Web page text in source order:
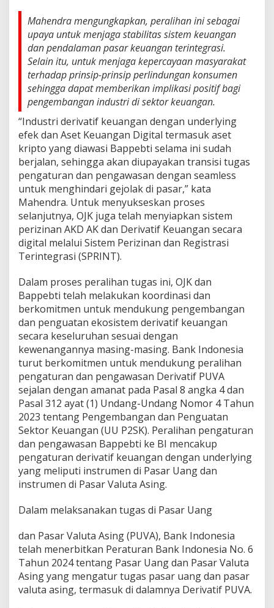
Mahendra mengungkapkan, peralihan ini sebagai
upaya untuk menjaga stabilitas sistem keuangan
dan pendalaman pasar keuangan terintegrasi.
Selain itu, untuk menjaga kepercayaan masyarakat
terhadap prinsip-prinsip perlindungan konsumen
sehingga dapat memberikan implikasi positif bagi
pengembangan industri di sektor keuangan.
“Industri derivatif keuangan dengan underlying
efek dan Aset Keuangan Digital termasuk aset
kripto yang diawasi Bappebti selama ini sudah
berjalan, sehingga akan diupayakan transisi tugas
pengaturan dan pengawasan dengan seamless
untuk menghindari gejolak di pasar,” kata
Mahendra. Untuk menyukseskan proses
selanjutnya, OJK juga telah menyiapkan sistem
perizinan AKD AK dan Derivatif Keuangan secara
digital melalui Sistem Perizinan dan Registrasi
Terintegrasi (SPRINT).
Dalam proses peralihan tugas ini, OJK dan
Bappebti telah melakukan koordinasi dan
berkomitmen untuk mendukung pengembangan
dan penguatan ekosistem derivatif keuangan
secara keseluruhan sesuai dengan
kewenangannya masing-masing. Bank Indonesia
turut berkomitmen untuk mendukung peralihan
pengaturan dan pengawasan Derivatif PUVA
sejalan dengan amanat pada Pasal 8 angka 4 dan
Pasal 312 ayat (1) Undang-Undang Nomor 4 Tahun
2023 tentang Pengembangan dan Penguatan
Sektor Keuangan (UU P2SK). Peralihan pengaturan
dan pengawasan Bappebti ke BI mencakup
pengaturan derivatif keuangan dengan underlying
yang meliputi instrumen di Pasar Uang dan
instrumen di Pasar Valuta Asing.
Dalam melaksanakan tugas di Pasar Uang
dan Pasar Valuta Asing (PUVA), Bank Indonesia
telah menerbitkan Peraturan Bank Indonesia No. 6
Tahun 2024 tentang Pasar Uang dan Pasar Valuta
Asing yang mengatur tugas pasar uang dan pasar
valuta asing, termasuk di dalamnya Derivatif PUVA.